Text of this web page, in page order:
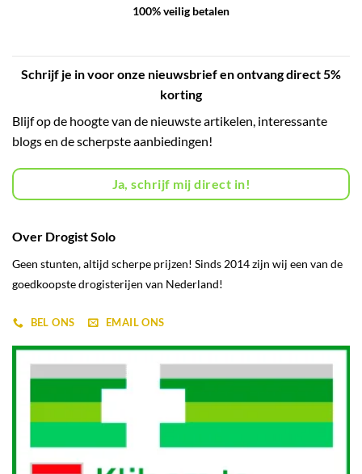
100% veilig betalen
Schrijf je in voor onze nieuwsbrief en ontvang direct 5%
korting
Blijf op de hoogte van de nieuwste artikelen, interessante
blogs en de scherpste aanbiedingen!
Ja, schrijf mij direct in!
Over Drogist Solo
Geen stunten, altijd scherpe prijzen! Sinds 2014 zijn wij een van de
goedkoopste drogisterijen van Nederland!
BEL ONS EMAIL ONS